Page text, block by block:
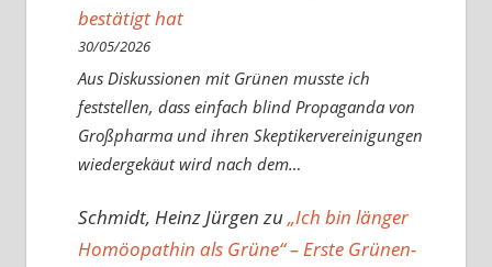
bestätigt hat
30/05/2026
Aus Diskussionen mit Grünen musste ich
feststellen, dass einfach blind Propaganda von
Großpharma und ihren Skeptikervereinigungen
wiedergekäut wird nach dem…
Schmidt, Heinz Jürgenzu„Ich bin länger
Homöopathin als Grüne“ – Erste Grünen-